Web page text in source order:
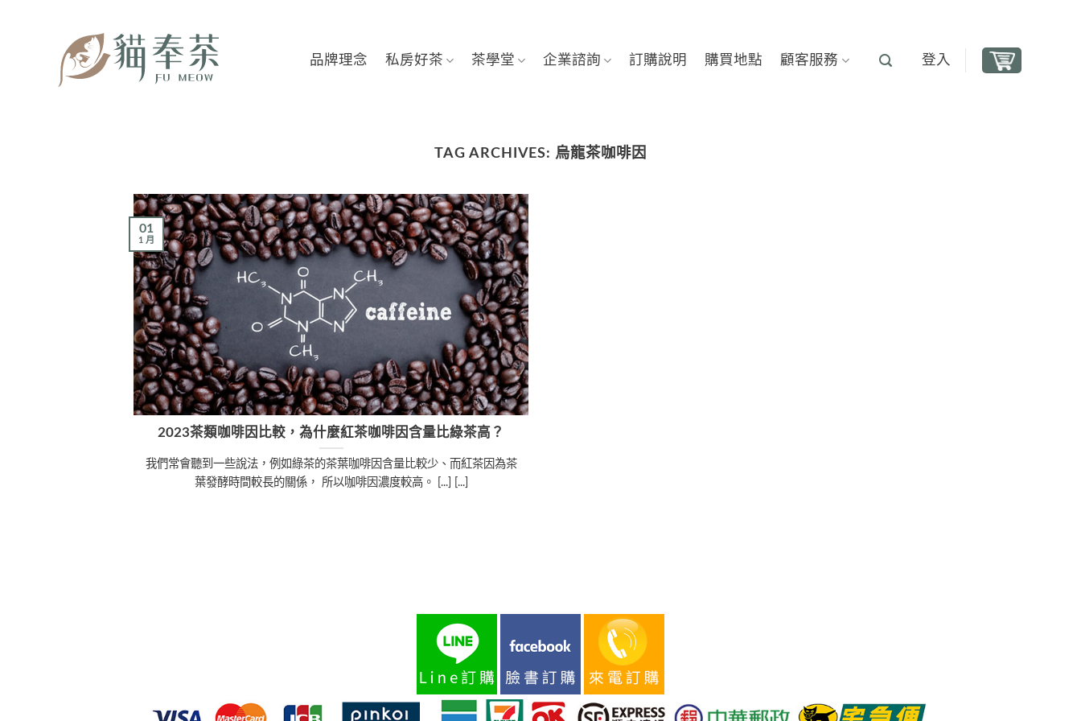
品牌理念 私房好茶 茶學堂 企業諮詢 訂購說明 購買地點 顧客服務 登入
TAG ARCHIVES: 烏龍茶咖啡因
2023茶類咖啡因比較，為什麼紅茶咖啡因含量比綠茶高？
我們常會聽到一些說法，例如綠茶的茶葉咖啡因含量比較少、而紅茶因為茶
葉發酵時間較長的關係， 所以咖啡因濃度較高。 [...] [...]
01
1 月